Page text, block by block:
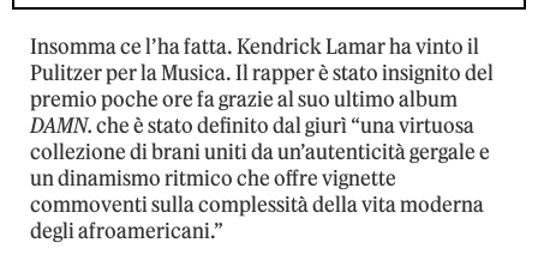
Insomma ce l’ha fatta. Kendrick Lamar ha vinto il
Pulitzer per la Musica. Il rapper è stato insignito del
premio poche ore fa grazie al suo ultimo album
DAMN.che è stato definito dal giurì “una virtuosa
collezione di brani uniti da un’autenticità gergale e
un dinamismo ritmico che offre vignette
commoventi sulla complessità della vita moderna
degli afroamericani.”